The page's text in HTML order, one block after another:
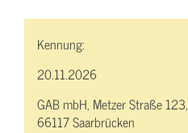
Kennung:
20.11.2026
GAB mbH, Metzer Straße 123,
66117 Saarbrücken